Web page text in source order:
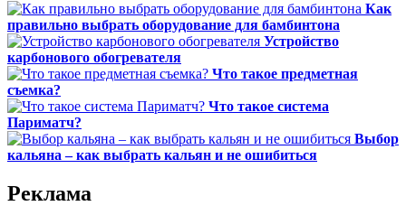
Как
правильно выбрать оборудование для бамбинтона
Устройство
карбонового обогревателя
Что такое предметная
съемка?
Что такое система
Париматч?
Выбор
кальяна – как выбрать кальян и не ошибиться
Реклама